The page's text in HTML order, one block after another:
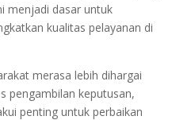
menjadi dasar untuk
kualitas pelayanan di
merasa lebih dihargai
pengambilan keputusan,
penting untuk perbaikan